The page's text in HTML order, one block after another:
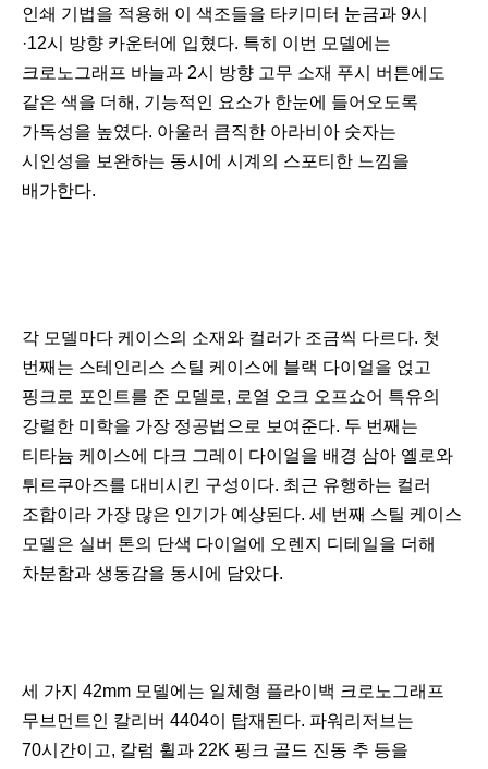
인쇄 기법을 적용해 이 색조들을 타키미터 눈금과 9시
·12시 방향 카운터에 입혔다. 특히 이번 모델에는
크로노그래프 바늘과 2시 방향 고무 소재 푸시 버튼에도
같은 색을 더해, 기능적인 요소가 한눈에 들어오도록
가독성을 높였다. 아울러 큼직한 아라비아 숫자는
시인성을 보완하는 동시에 시계의 스포티한 느낌을
배가한다.
각 모델마다 케이스의 소재와 컬러가 조금씩 다르다. 첫
번째는 스테인리스 스틸 케이스에 블랙 다이얼을 얹고
핑크로 포인트를 준 모델로, 로열 오크 오프쇼어 특유의
강렬한 미학을 가장 정공법으로 보여준다. 두 번째는
티타늄 케이스에 다크 그레이 다이얼을 배경 삼아 옐로와
튀르쿠아즈를 대비시킨 구성이다. 최근 유행하는 컬러
조합이라 가장 많은 인기가 예상된다. 세 번째 스틸 케이스
모델은 실버 톤의 단색 다이얼에 오렌지 디테일을 더해
차분함과 생동감을 동시에 담았다.
세 가지 42mm 모델에는 일체형 플라이백 크로노그래프
무브먼트인 칼리버 4404이 탑재된다. 파워리저브는
70시간이고, 칼럼 휠과 22K 핑크 골드 진동 추 등을